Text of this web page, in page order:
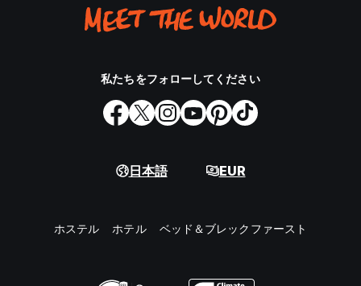
私たちをフォローしてください
日本語 EUR
ホステル ホテル ベッド＆ブレックファースト